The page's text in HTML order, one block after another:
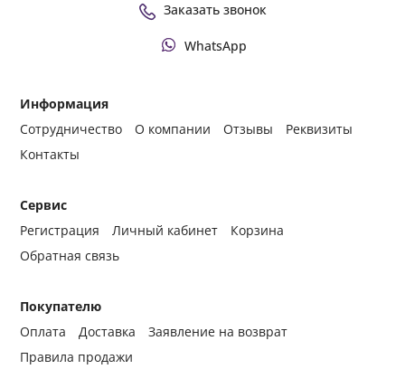
Информация
Сотрудничество
О компании Отзывы
Реквизиты
Контакты
Сервис
Регистрация
Личный кабинет
Корзина
Обратная связь
Покупателю
Оплата
Доставка
Заявление на возврат
Правила продажи
Заказать звонок
WhatsApp